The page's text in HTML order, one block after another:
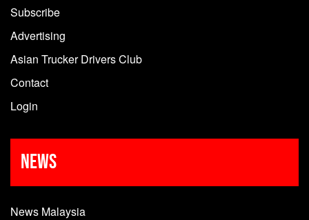
Subscribe
Advertising
Asian Trucker Drivers Club
Contact
Login
News
News Malaysia